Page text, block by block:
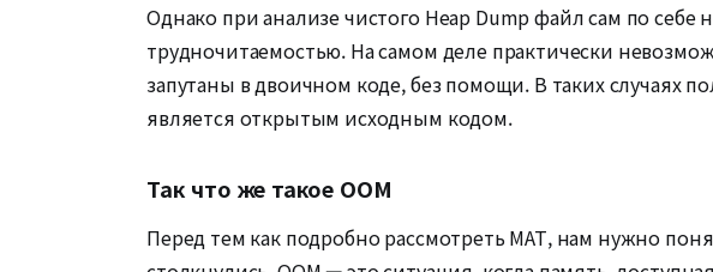
Однако при анализе чистого Heap Dump файл сам по
трудночитаемостью. На самом деле практически
запутаны в двоичном коде, без помощи. В таких случаях
является открытым исходным кодом.
Так что же такое OOM
Перед тем как подробно рассмотреть MAT, нам нужно